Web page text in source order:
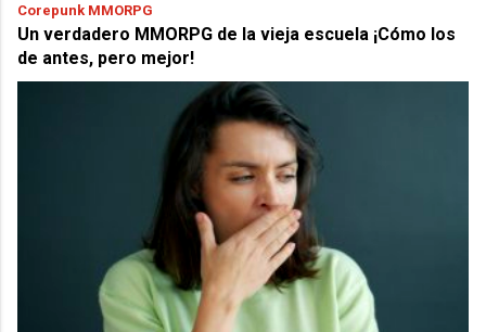
Corepunk MMORPG
Un verdadero MMORPG de la vieja escuela ¡Cómo los
de antes, pero mejor!